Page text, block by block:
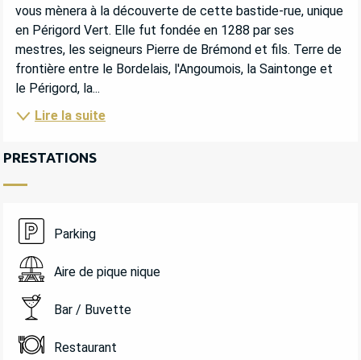
vous mènera à la découverte de cette bastide-rue, unique
en Périgord Vert. Elle fut fondée en 1288 par ses
mestres, les seigneurs Pierre de Brémond et fils. Terre de
frontière entre le Bordelais, l'Angoumois, la Saintonge et
le Périgord, la...
Lire la suite
PRESTATIONS
Parking
Aire de pique nique
Bar / Buvette
Restaurant